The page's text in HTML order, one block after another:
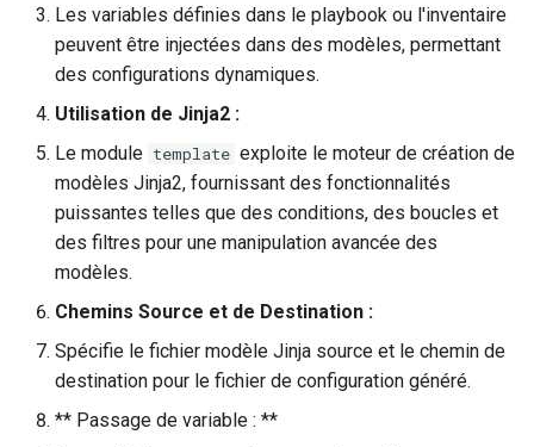
Les variables définies dans le playbook ou l'inventaire
peuvent être injectées dans des modèles, permettant
des configurations dynamiques.
Utilisation de Jinja2 :
Le module template exploite le moteur de création de
modèles Jinja2, fournissant des fonctionnalités
puissantes telles que des conditions, des boucles et
des filtres pour une manipulation avancée des
modèles.
Chemins Source et de Destination :
Spécifie le fichier modèle Jinja source et le chemin de
destination pour le fichier de configuration généré.
** Passage de variable : **